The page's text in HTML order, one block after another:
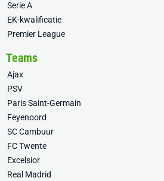
Serie A
EK-kwalificatie
Premier League
Teams
Ajax
PSV
Paris Saint-Germain
Feyenoord
SC Cambuur
FC Twente
Excelsior
Real Madrid